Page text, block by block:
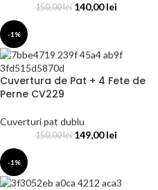
150,00lei 140,00lei
-1%
Cuvertura de Pat + 4 Fete de
Perne CV229
Cuverturi pat dublu
150,00lei 149,00lei
-1%